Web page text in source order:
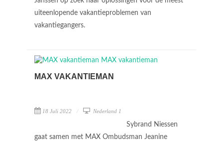
uiteenlopende vakantieproblemen van
vakantiegangers.
MAX VAKANTIEMAN
18 Juli 2022 Nederland 1
Sybrand Niessen
gaat samen met MAX Ombudsman Jeanine